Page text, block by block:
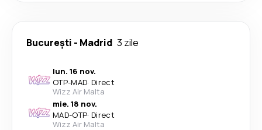
București - Madrid 3 zile
lun. 16 nov.
OTP-MAD· Direct
Wizz Air Malta
mie. 18 nov.
MAD-OTP· Direct
Wizz Air Malta